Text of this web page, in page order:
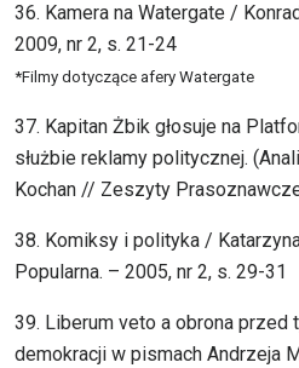
36. Kamera na Watergate /
2009, nr 2, s. 21-24
*Filmy dotyczące afery Watergate
37. Kapitan Żbik głosuje na
służbie reklamy politycznej.
Kochan // Zeszyty
38. Komiksy i polityka /
Popularna. – 2005, nr 2, s. 29-31
39. Liberum veto a obrona przed
demokracji w pismach Andrzeja